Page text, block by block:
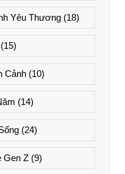
Yêu Thương(18)
(15)
Cảnh (10)
(14)
(24)
Gen Z(9)